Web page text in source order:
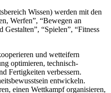
Wissen) werden mit den
Werfen”, “Bewegen an
Gestalten”, “Spielen”, “Fitness
und wetteifern
optimieren, technisch-
Fertigkeiten verbessern.
entwickeln.
einen Wettkampf organisieren,